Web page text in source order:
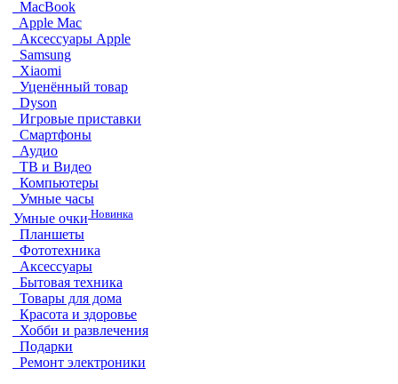
MacBook
Apple Mac
Аксессуары Apple
Samsung
Xiaomi
Уценённый товар
Dyson
Игровые приставки
Смартфоны
Аудио
ТВ и Видео
Компьютеры
Умные часы
Умные очки Новинка
Планшеты
Фототехника
Аксессуары
Бытовая техника
Товары для дома
Красота и здоровье
Хобби и развлечения
Подарки
Ремонт электроники